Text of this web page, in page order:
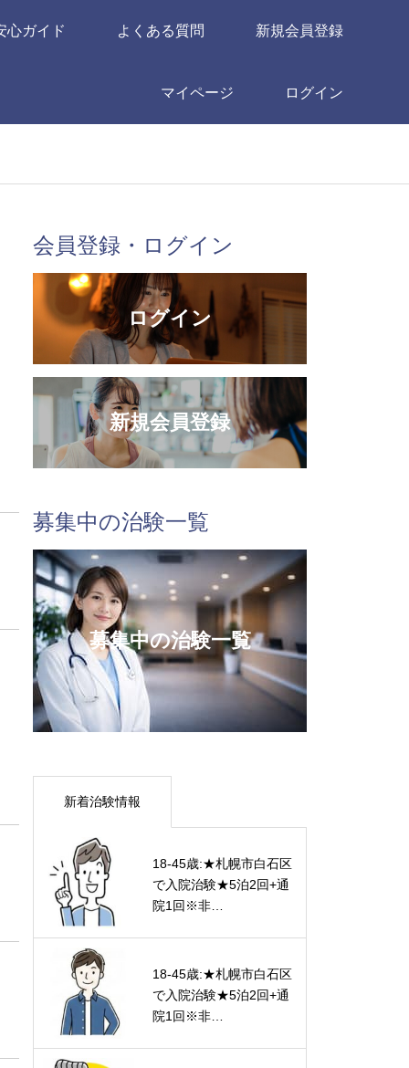
心ガイド よくある質問 新規会員登録
マイページ ログイン
会員登録・ログイン
ログイン
新規会員登録
募集中の治験一覧
募集中の治験一覧
新着治験情報
18-45歳:★札幌市白石区
で入院治験★5泊2回+通
院1回※非…
18-45歳:★札幌市白石区
で入院治験★5泊2回+通
院1回※非…